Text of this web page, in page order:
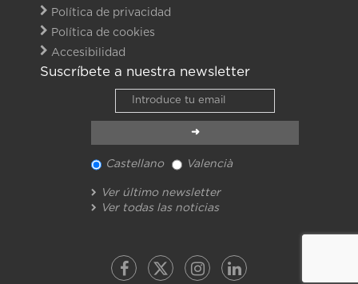
Política de privacidad
Política de cookies
Accesibilidad
Suscríbete a nuestra newsletter
Castellano Valencià
Ver último newsletter
Ver todas las noticias